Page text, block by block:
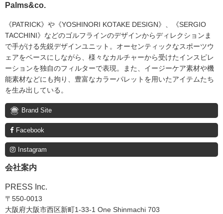
Palms&co.
《PATRICK》や《YOSHINORI KOTAKE DESIGN》、《SERGIO
TACCHINI》などのゴルフラインのデザインからディレクションま
で手がける先鋭デザインユニット。オーセンティックなスポーツウ
ェアをベースにしながら、様々なカルチャーから受けたインスピレ
ーションを独自のフィルターで表現。また、イージーケア素材や機
能素材などにも拘り、豊富なカラーパレットを用いたアイテムたち
を生み出している。
Brand Site
Facebook
Instagram
会社案内
PRESS Inc.
〒550-0013
大阪府大阪市西区新町1-33-1 One Shinmachi 703